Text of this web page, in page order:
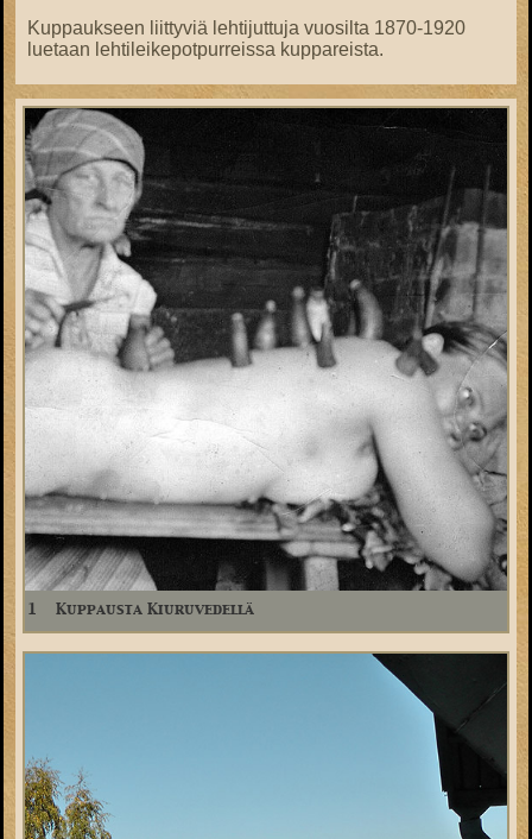
Kuppaukseen liittyviä lehtijuttuja vuosilta 1870-1920
luetaan lehtileikepotpurreissa kuppareista.
1 Kuppausta Kiuruvedellä